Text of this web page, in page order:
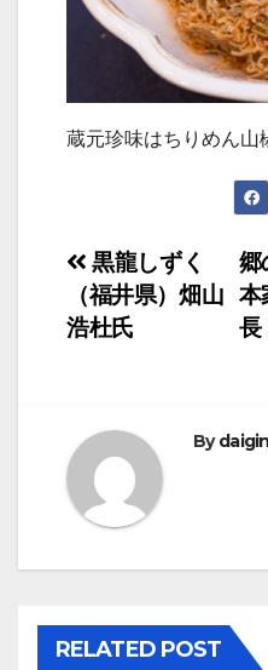
蔵元珍味はちりめん山
投
稿
ビ
ゲ
ー
シ
ョ
郷
本
長
黒龍しずく
（福井県）畑山
浩杜氏
By
RELATED POST